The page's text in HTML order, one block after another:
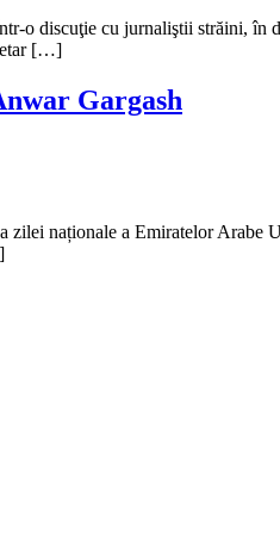
o discuţie cu jurnaliştii străini, în
[…]
Gargash
zilei naționale a Emiratelor Arabe